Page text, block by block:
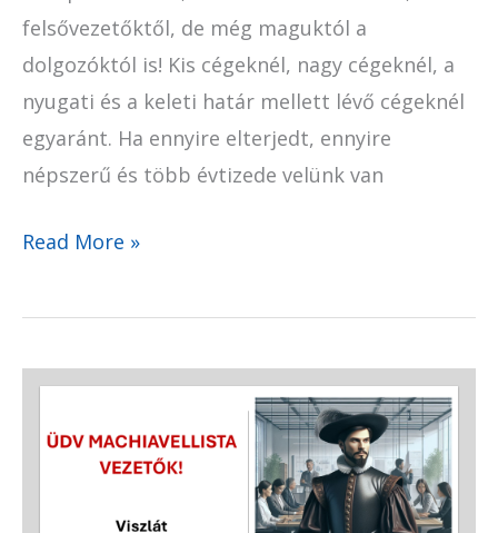
felsővezetőktől, de még maguktól a
dolgozóktól is! Kis cégeknél, nagy cégeknél, a
nyugati és a keleti határ mellett lévő cégeknél
egyaránt. Ha ennyire elterjedt, ennyire
népszerű és több évtizede velünk van
Read More »
Üdv